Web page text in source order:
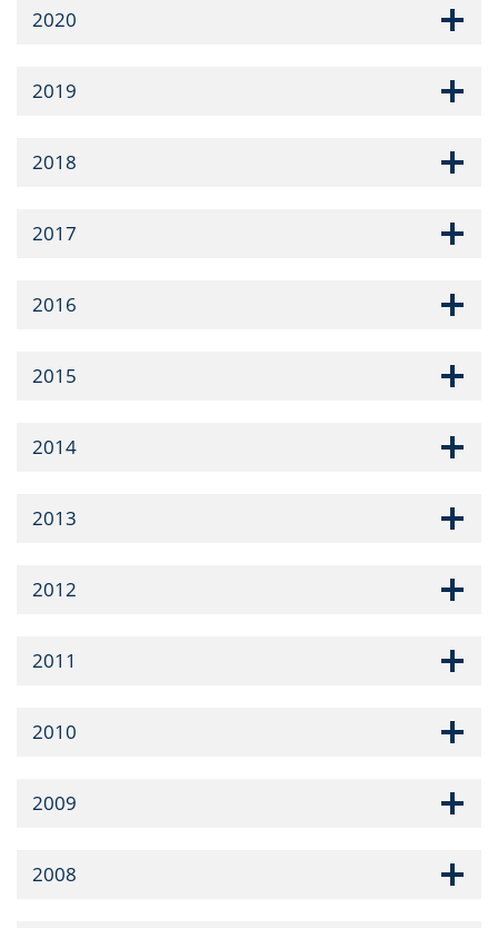
2020
2019
2018
2017
2016
2015
2014
2013
2012
2011
2010
2009
2008